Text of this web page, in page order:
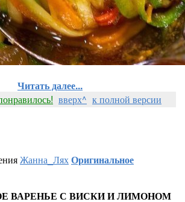
Читать далее...
вверх^ к полной версии
Жанна_ЛяхОригинальное
ВАРЕНЬЕ С ВИСКИ И ЛИМОНОМ